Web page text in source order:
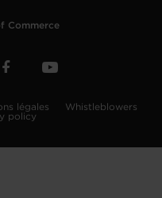
Commerce
légales
Whistleblowers
policy